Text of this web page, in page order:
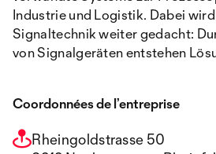
Industrie und Logistik. Dabei
Signaltechnik weiter gedacht:
von Signalgeräten entstehen
Coordonnées de l’entreprise
Rheingoldstrasse 50